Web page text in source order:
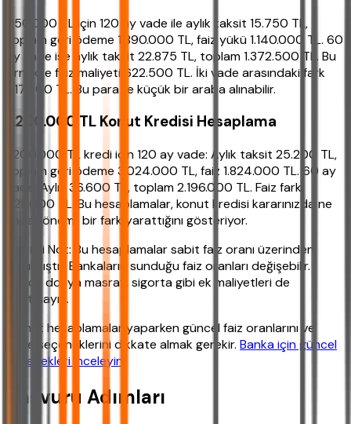
750.000 TL için 120 ay vade ile aylık taksit 15.750 TL,
toplam geri ödeme 1.890.000 TL, faiz yükü 1.140.000 TL. 60
ay vade ise aylık taksit 22.875 TL, toplam 1.372.500 TL. Bu
örnekte faiz maliyeti 622.500 TL. İki vade arasındaki fark
517.500 TL. Bu para ile küçük bir araba alınabilir.
1.200.000 TL Konut Kredisi Hesaplama
1.200.000 TL kredi için 120 ay vade: Aylık taksit 25.200 TL,
toplam geri ödeme 3.024.000 TL, faiz 1.824.000 TL. 60 ay
vade: Aylık 36.600 TL, toplam 2.196.000 TL. Faiz farkı
828.000 TL. Bu hesaplamalar, konut kredisi kararınızda ne
kadar önemli bir fark yarattığını gösteriyor.
Önemli Not: Bu hesaplamalar sabit faiz oranı üzerinden
yapılmıştır. Bankaların sunduğu faiz oranları değişebilir.
Ayrıca dosya masrafı, sigorta gibi ek maliyetleri de
unutmayın.
Somut hesaplamalar yaparken güncel faiz oranlarını ve
vade seçeneklerini dikkate almak gerekir. Banka için güncel
seçenekleri inceleyin
Başvuru Adımları